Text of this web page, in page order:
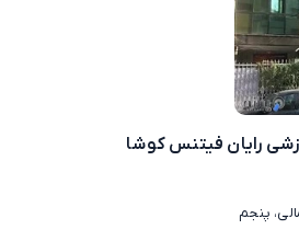
رایان فیتنس کوشا
پنجم